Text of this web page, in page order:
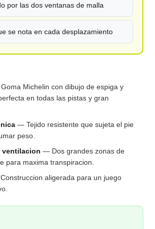
por las dos ventanas de malla
se nota en cada desplazamiento
Michelin con dibujo de espiga y
en todas las pistas y gran
— Tejido resistente que sujeta el pie
peso.
ventilacion — Dos grandes zonas de
para maxima transpiracion.
aligerada para un juego